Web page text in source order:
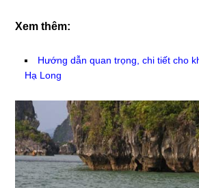
Xem thêm:
Hướng dẫn quan trọng, chi tiết cho
Hạ Long